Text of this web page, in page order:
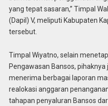
yang tepat sasaran,” Timpal
(Dapil) V, meliputi Kabupaten
tersebut.
Timpal Wiyatno, selain
Pengawasan Bansos,
menerima berbagai laporan
realokasi anggaran
tahapan penyaluran Bansos